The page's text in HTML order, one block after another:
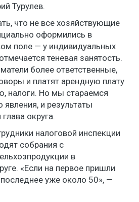
Турулев.
что не все хозяйствующие
оформились в
поле — у индивидуальных
теневая занятость.
более ответственные,
и платят арендную плату
налоги. Но мы стараемся
явления, и результаты
округа.
налоговой инспекции
собрания с
в
«Если на первое пришли
последнее уже около 50», —